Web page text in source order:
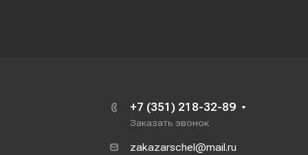
+7 (351) 218-32-89
Заказать звонок
zakazarschel@mail.ru